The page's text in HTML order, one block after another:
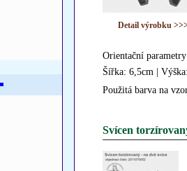
Detail výrobku
Orientační
Šířka: 6,5cm |
Použitá barva na
Svícen